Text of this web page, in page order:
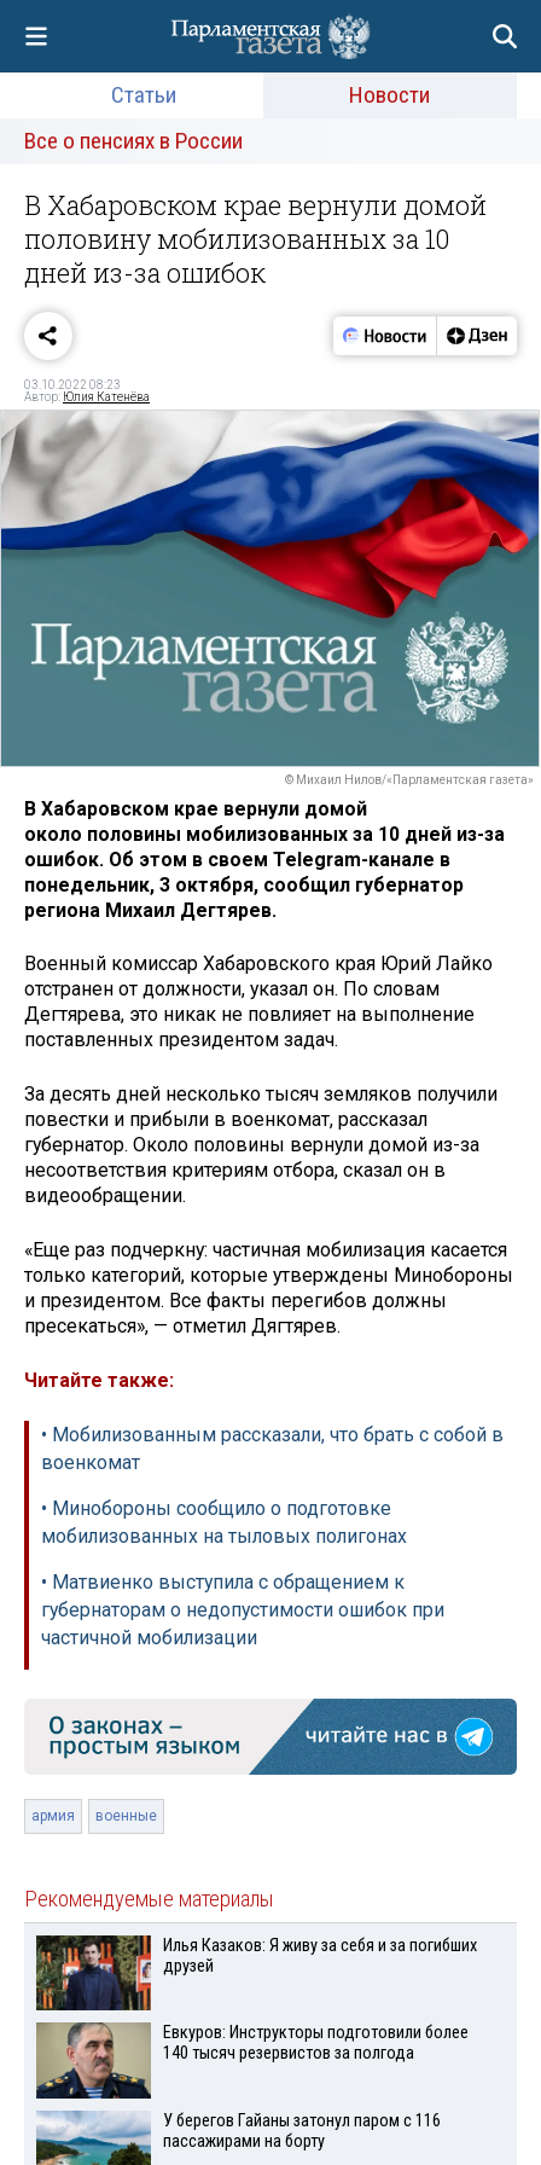
Статьи
Новости
Все о пенсиях в России
В Хабаровском крае вернули домой
половину мобилизованных за 10
дней из-за ошибок
03.10.2022 08:23
Автор: Юлия Катенёва
© Михаил Нилов/«Парламентская газета»
В Хабаровском крае вернули домой
около половины мобилизованных за 10 дней из-за
ошибок. Об этом в своем Telegram-канале в
понедельник, 3 октября, сообщил губернатор
региона Михаил Дегтярев.
Военный комиссар Хабаровского края Юрий Лайко
отстранен от должности, указал он. По словам
Дегтярева, это никак не повлияет на выполнение
поставленных президентом задач.
За десять дней несколько тысяч земляков получили
повестки и прибыли в военкомат, рассказал
губернатор. Около половины вернули домой из-за
несоответствия критериям отбора, сказал он в
видеообращении.
«Еще раз подчеркну: частичная мобилизация касается
только категорий, которые утверждены Минобороны
и президентом. Все факты перегибов должны
пресекаться», — отметил Дягтярев.
Читайте также:
• Мобилизованным рассказали, что брать с собой в
военкомат
• Минобороны сообщило о подготовке
мобилизованных на тыловых полигонах
• Матвиенко выступила с обращением к
губернаторам о недопустимости ошибок при
частичной мобилизации
армия военные
Рекомендуемые материалы
Илья Казаков: Я живу за себя и за погибших
друзей
Евкуров: Инструкторы подготовили более
140 тысяч резервистов за полгода
У берегов Гайаны затонул паром с 116
пассажирами на борту